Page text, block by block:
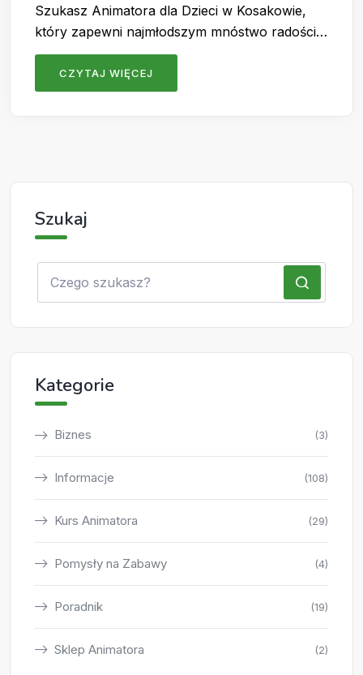
Szukasz Animatora dla Dzieci w Kosakowie,
który zapewni najmłodszym mnóstwo radości…
CZYTAJ WIĘCEJ
Szukaj
Kategorie
Biznes (3)
Informacje (108)
Kurs Animatora (29)
Pomysły na Zabawy (4)
Poradnik (19)
Sklep Animatora (2)